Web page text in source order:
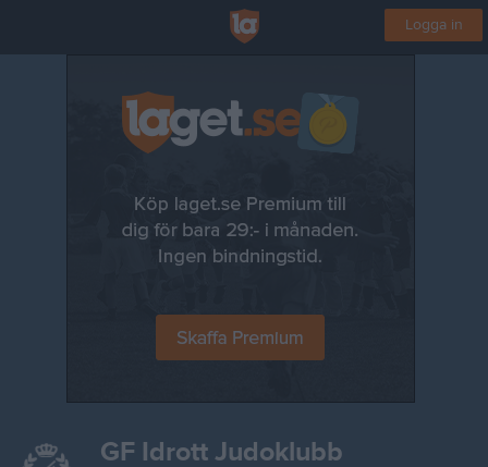
Logga in
GF Idrott Judoklubb